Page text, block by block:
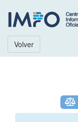
Volver